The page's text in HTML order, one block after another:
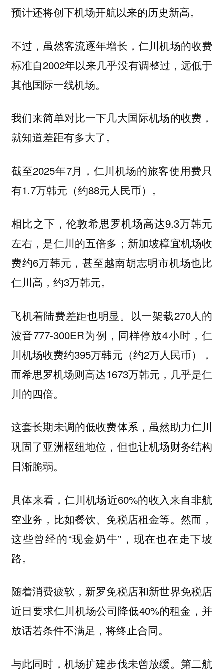
预计还将创下机场开航以来的历史新高。
不过，虽然客流逐年增长，仁川机场的收费
标准自2002年以来几乎没有调整过，远低于
其他国际一线机场。
我们来简单对比一下几大国际机场的收费，
就知道差距有多大了。
截至2025年7月，仁川机场的旅客使用费只
有1.7万韩元（约88元人民币）。
相比之下，伦敦希思罗机场高达9.3万韩元
左右，是仁川的五倍多；新加坡樟宜机场收
费约6万韩元，甚至越南胡志明市机场也比
仁川高，约3万韩元。
飞机着陆费差距也明显。以一架载270人的
波音777-300ER为例，同样停放4小时，仁
川机场收费约395万韩元（约2万人民币），
而希思罗机场则高达1673万韩元，几乎是仁
川的四倍。
这套长期未调的低收费体系，虽然助力仁川
巩固了亚洲枢纽地位，但也让机场财务结构
日渐脆弱。
具体来看，仁川机场近60%的收入来自非航
空业务，比如餐饮、免税店租金等。然而，
这些曾经的“现金奶牛”，现在也在走下坡
路。
随着消费疲软，新罗免税店和新世界免税店
近日要求仁川机场公司降低40%的租金，并
放话若条件不满足，将终止合同。
与此同时，机场扩建步伐未曾放缓。第二航